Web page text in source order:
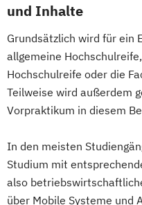
und Inhalte
Grundsätzlich wird für ein
allgemeine
Hochschulreife oder die
Teilweise wird außerdem
Vorpraktikum in diesem
In den meisten
Studium mit
also
über Mobile Systeme und